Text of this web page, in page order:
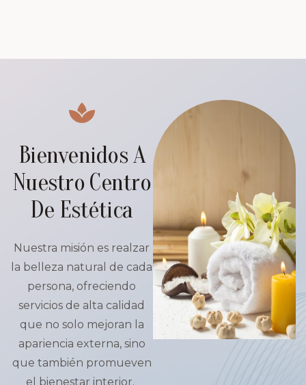
Bienvenidos A
Nuestro Centro
De Estética
Nuestra misión es realzar
la belleza natural de cada
persona, ofreciendo
servicios de alta calidad
que no solo mejoran la
apariencia externa, sino
que también promueven
el bienestar interior.